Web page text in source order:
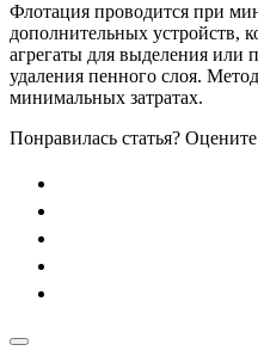
Флотация проводится при
дополнительных устройств,
агрегаты для выделения или
удаления пенного слоя.
минимальных затратах.
Понравилась статья? Оцените